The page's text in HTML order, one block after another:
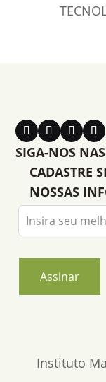
SIGA-NOS
CADASTRE
NOSSAS
Leave
this
blank
Assinar
Instituto